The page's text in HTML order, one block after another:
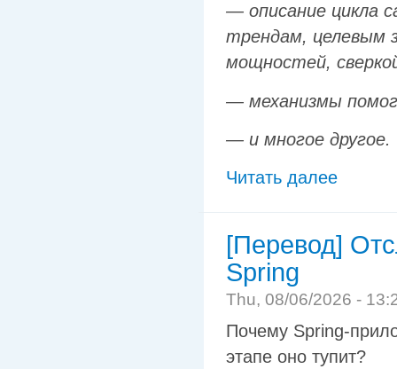
— описание цикла
трендам, целевым
мощностей,
— механизмы
— и многое другое.
Читать далее
[Перевод]
Spring
Thu, 08/06/2026 -
Почему Spring-
этапе оно тупит?